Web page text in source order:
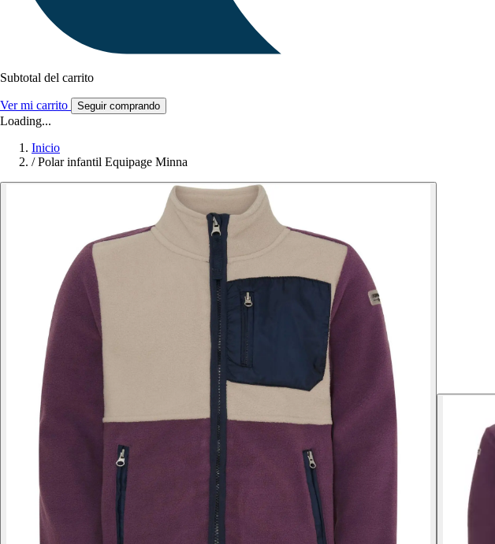
Subtotal del carrito
Ver mi carrito Seguir comprando
Loading...
Inicio
/ Polar infantil Equipage Minna